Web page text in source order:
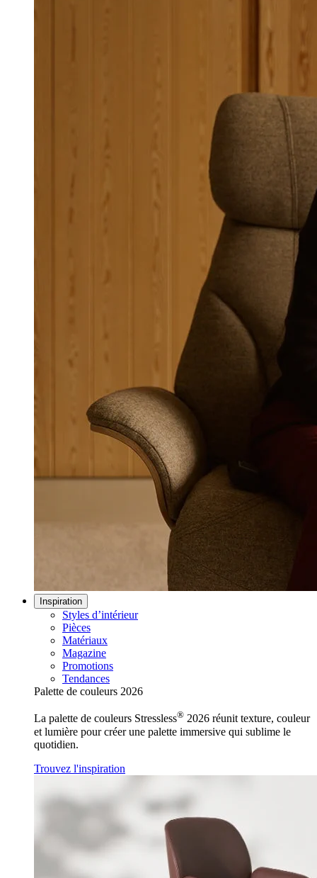
Inspiration
Styles d’intérieur
Pièces
Matériaux
Magazine
Promotions
Tendances
Palette de couleurs 2026
La palette de couleurs Stressless® 2026 réunit texture, couleur
et lumière pour créer une palette immersive qui sublime le
quotidien.
Trouvez l'inspiration